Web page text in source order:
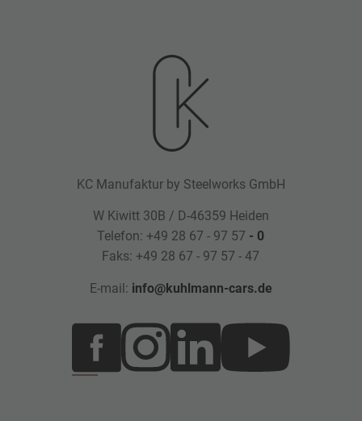
KC Manufaktur by Steelworks GmbH
W Kiwitt 30B / D-46359 Heiden
Telefon: +49 28 67 - 97 57 - 0
Faks: +49 28 67 - 97 57 - 47
E-mail: info@kuhlmann-cars.de